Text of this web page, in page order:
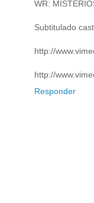
WR:
Subtitulado
http://
http://
Responder